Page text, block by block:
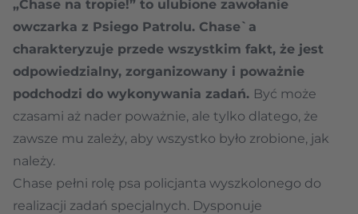
„Chase na tropie!” to ulubione zawołanie
owczarka z Psiego Patrolu. Chase`a
charakteryzuje przede wszystkim fakt, że jest
odpowiedzialny, zorganizowany i poważnie
podchodzi do wykonywania zadań. Być może
czasami aż nader poważnie, ale tylko dlatego, że
zawsze mu zależy, aby wszystko było zrobione, jak
należy.
Chase pełni rolę psa policjanta wyszkolonego do
realizacji zadań specjalnych. Dysponuje